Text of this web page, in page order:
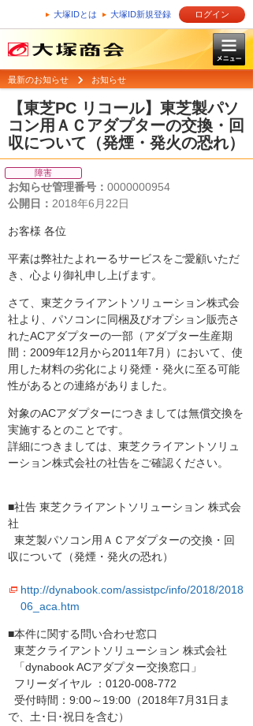
大塚IDとは 大塚ID新規登録 ログイン
最新のお知らせ お知らせ
【東芝PC リコール】東芝製パソ
コン用ＡＣアダプターの交換・回
収について（発煙・発火の恐れ）
障害
お知らせ管理番号： 0000000954
公開日： 2018年6月22日
お客様 各位
平素は弊社たよれーるサービスをご愛顧いただ
き、心より御礼申し上げます。
さて、東芝クライアントソリューション株式会
社より、パソコンに同梱及びオプション販売さ
れたACアダプターの一部（アダプター生産期
間：2009年12月から2011年7月）において、使
用した材料の劣化により発煙・発火に至る可能
性があるとの連絡がありました。
対象のACアダプターにつきましては無償交換を
実施するとのことです。
詳細につきましては、東芝クライアントソリュ
ーション株式会社の社告をご確認ください。
■社告 東芝クライアントソリューション 株式会
社
東芝製パソコン用ＡＣアダプターの交換・回
収について（発煙・発火の恐れ）
http://dynabook.com/assistpc/info/2018/2018
06_aca.htm
■本件に関する問い合わせ窓口
東芝クライアントソリューション 株式会社
「dynabook ACアダプター交換窓口」
フリーダイヤル ：0120-008-772
受付時間：9:00～19:00（2018年7月31日ま
で、土･日･祝日を含む）